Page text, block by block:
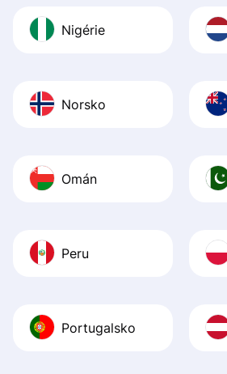
Nigérie
Norsko
Omán
Peru
Portugalsko